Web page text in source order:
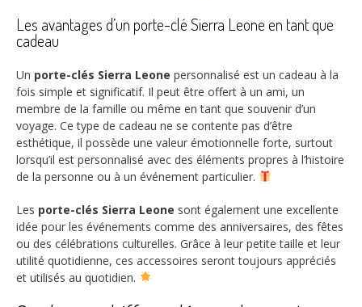
Les avantages d’un porte-clé Sierra Leone en tant que
cadeau
Un porte-clés Sierra Leone personnalisé est un cadeau à la
fois simple et significatif. Il peut être offert à un ami, un
membre de la famille ou même en tant que souvenir d’un
voyage. Ce type de cadeau ne se contente pas d’être
esthétique, il possède une valeur émotionnelle forte, surtout
lorsqu’il est personnalisé avec des éléments propres à l’histoire
de la personne ou à un événement particulier.
Les porte-clés Sierra Leone sont également une excellente
idée pour les événements comme des anniversaires, des fêtes
ou des célébrations culturelles. Grâce à leur petite taille et leur
utilité quotidienne, ces accessoires seront toujours appréciés
et utilisés au quotidien.